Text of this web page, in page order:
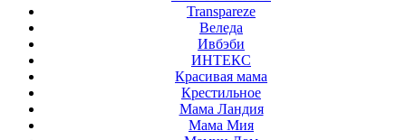
Transpareze
Веледа
Ивбэби
ИНТЕКС
Красивая мама
Крестильное
Мама Ландия
Мама Мия